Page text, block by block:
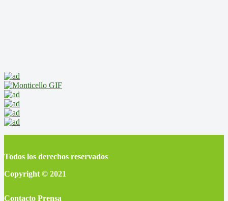
Todos los derechos reservados
Copyright © 2021
Contacto Prensa